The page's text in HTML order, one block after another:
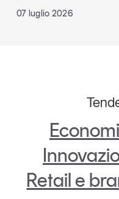
07 luglio 2026
Retail e